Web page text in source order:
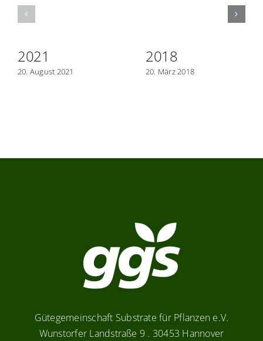
2021
20. August 2021
2018
20. März 2018
Gütegemeinschaft Substrate für Pflanzen e.V.
Wunstorfer Landstraße 9 . 30453 Hannover